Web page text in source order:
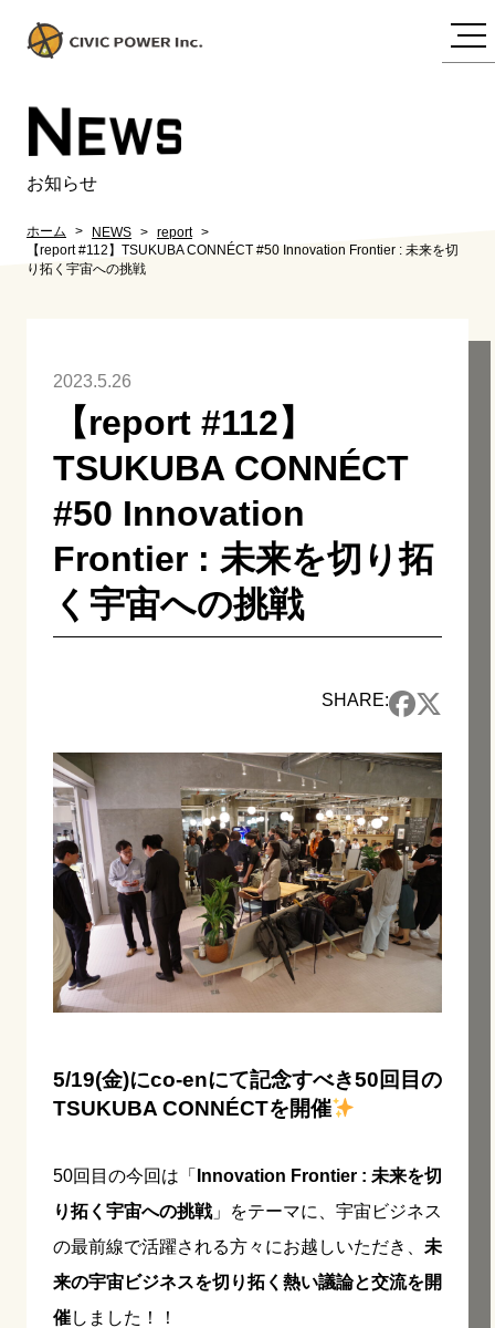
NEWS
お知らせ
ホーム NEWS
report
【report #112】TSUKUBA CONNÉCT #50 Innovation Frontier : 未来を切
り拓く宇宙への挑戦
2023.5.26
【report #112】
TSUKUBA CONNÉCT
#50 Innovation
Frontier : 未来を切り拓
く宇宙への挑戦
SHARE:
5/19(金)にco-enにて記念すべき50回目の
TSUKUBA CONNÉCTを開催
50回目の今回は「
Innovation Frontier : 未来を切
り拓く宇宙への挑戦」をテーマに、宇宙ビジネス
の最前線で活躍される方々にお越しいただき、 未
来の宇宙ビジネスを切り拓く熱い議論と交流を開
催しました！！